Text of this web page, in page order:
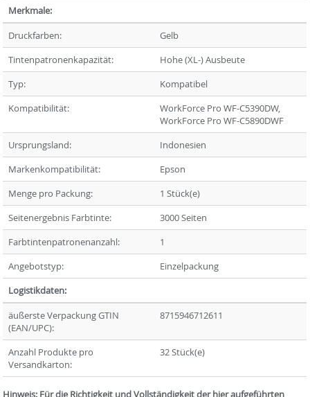
Merkmale:
Druckfarben:
Gelb
Tintenpatronenkapazität:
Hohe (XL-) Ausbeute
Typ:
Kompatibel
Kompatibilität:
WorkForce Pro WF-C5390DW,
WorkForce Pro WF-C5890DWF
Ursprungsland:
Indonesien
Markenkompatibilität:
Epson
Menge pro Packung:
1 Stück(e)
Seitenergebnis Farbtinte:
3000 Seiten
Farbtintenpatronenanzahl:
1
Angebotstyp:
Einzelpackung
Logistikdaten:
äußerste Verpackung GTIN
(EAN/UPC):
8715946712611
Anzahl Produkte pro
Versandkarton:
32 Stück(e)
Hinweis: Für die Richtigkeit und Vollständigkeit der hier aufgeführten